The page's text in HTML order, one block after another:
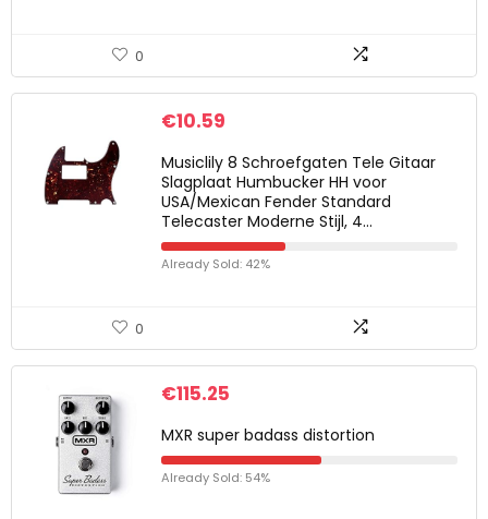
0
€10.59
Musiclily 8 Schroefgaten Tele Gitaar
Slagplaat Humbucker HH voor
USA/Mexican Fender Standard
Telecaster Moderne Stijl, 4…
Already Sold: 42%
0
€115.25
MXR super badass distortion
Already Sold: 54%